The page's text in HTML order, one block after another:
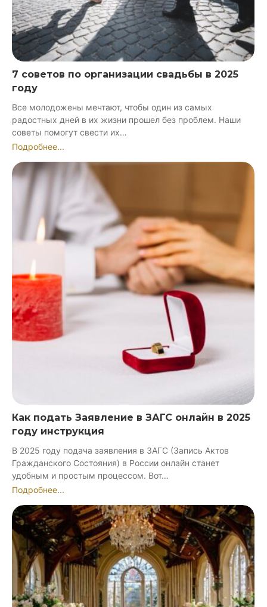
7 советов по организации свадьбы в 2025
году
Все молодожены мечтают, чтобы один из самых
радостных дней в их жизни прошел без проблем. Наши
советы помогут свести их…
Подробнее...
Как подать Заявление в ЗАГС онлайн в 2025
году инструкция
В 2025 году подача заявления в ЗАГС (Запись Актов
Гражданского Состояния) в России онлайн станет
удобным и простым процессом. Вот…
Подробнее...